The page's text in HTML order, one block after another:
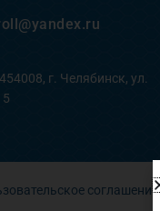
г. Челябинск, ул.
соглашение